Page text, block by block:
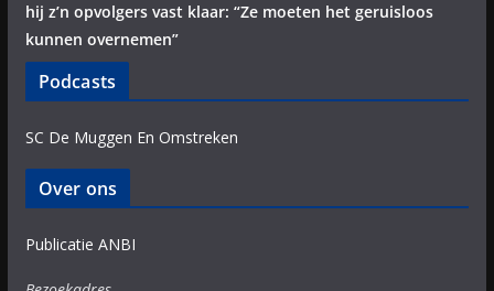
hij z’n opvolgers vast klaar: “Ze moeten het geruisloos
kunnen overnemen”
Podcasts
SC De Muggen En Omstreken
Over ons
Publicatie ANBI